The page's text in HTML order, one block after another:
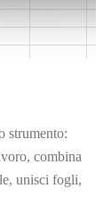
strumento:
combina
unisci fogli,